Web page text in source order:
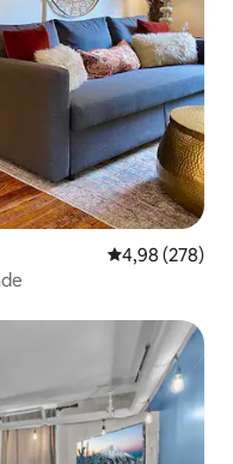
4,98 de uma
4,98 (278)